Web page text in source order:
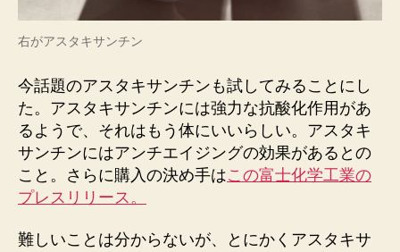
右がアスタキサンチン
今話題のアスタキサンチンも試してみることにし
た。アスタキサンチンには強力な抗酸化作用があ
るようで、それはもう体にいいらしい。アスタキ
サンチンにはアンチエイジングの効果があるとの
こと。さらに購入の決め手はこの富士化学工業の
プレスリリース。
難しいことは分からないが、とにかくアスタキサ